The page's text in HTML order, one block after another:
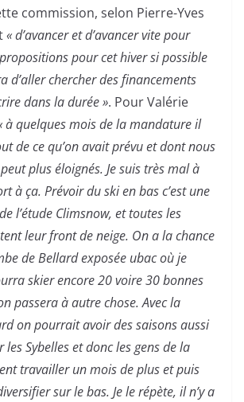
commission, selon Pierre-Yves
« d’avancer et d’avancer vite pour
pour cet hiver si possible
d’aller chercher des financements
dans la durée ». Pour Valérie
à quelques mois de la mandature il
de ce qu’on avait prévu et dont nous
plus éloignés. Je suis très mal à
à ça. Prévoir du ski en bas c’est une
l’étude Climsnow, et toutes les
leur front de neige. On a la chance
de Bellard exposée ubac où je
skier encore 20 voire 30 bonnes
passera à autre chose. Avec la
on pourrait avoir des saisons aussi
les Sybelles et donc les gens de la
travailler un mois de plus et puis
sur le bas. Je le répète, il n’y a